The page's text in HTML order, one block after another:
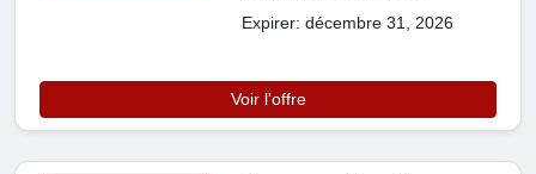
Expirer: décembre 31, 2026
Voir l'offre